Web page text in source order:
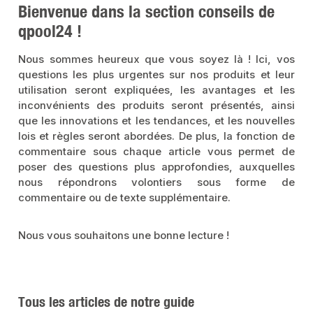
Bienvenue dans la section conseils de
qpool24 !
Nous sommes heureux que vous soyez là ! Ici, vos
questions les plus urgentes sur nos produits et leur
utilisation seront expliquées, les avantages et les
inconvénients des produits seront présentés, ainsi
que les innovations et les tendances, et les nouvelles
lois et règles seront abordées. De plus, la fonction de
commentaire sous chaque article vous permet de
poser des questions plus approfondies, auxquelles
nous répondrons volontiers sous forme de
commentaire ou de texte supplémentaire.
Nous vous souhaitons une bonne lecture !
Tous les articles de notre guide